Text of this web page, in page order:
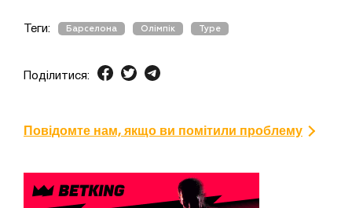
Теги: Барселона Олімпік Туре
Поділитися:
Повідомте нам, якщо ви помітили проблему